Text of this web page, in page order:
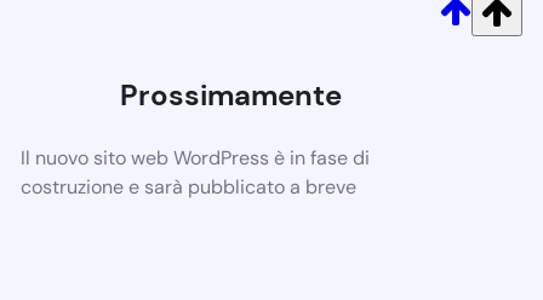
Prossimamente
Il nuovo sito web WordPress è in fase di
costruzione e sarà pubblicato a breve